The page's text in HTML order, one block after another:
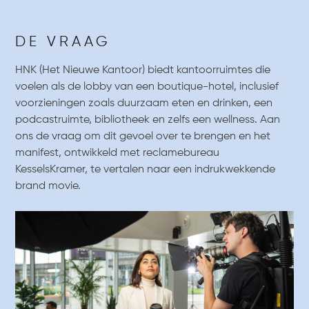
DE VRAAG
HNK (Het Nieuwe Kantoor) biedt kantoorruimtes die
voelen als de lobby van een boutique-hotel, inclusief
voorzieningen zoals duurzaam eten en drinken, een
podcastruimte, bibliotheek en zelfs een wellness. Aan
ons de vraag om dit gevoel over te brengen en het
manifest, ontwikkeld met reclamebureau
KesselsKramer, te vertalen naar een indrukwekkende
brand movie.